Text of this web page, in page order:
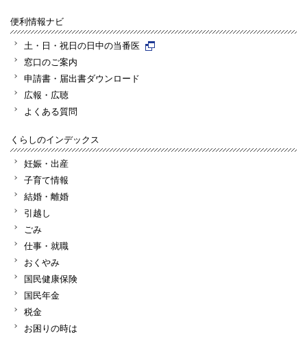
便利情報ナビ
土・日・祝日の日中の当番医
窓口のご案内
申請書・届出書ダウンロード
広報・広聴
よくある質問
くらしのインデックス
妊娠・出産
子育て情報
結婚・離婚
引越し
ごみ
仕事・就職
おくやみ
国民健康保険
国民年金
税金
お困りの時は